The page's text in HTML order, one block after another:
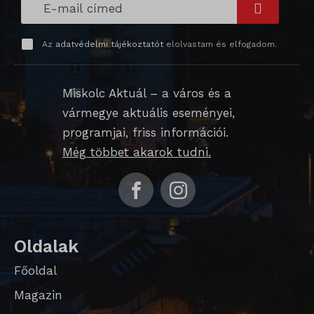
Az adatvédelmi tájékoztatótelolvastam és elfogadom.
Miskolc Aktuál – a város és a
vármegye aktuális eseményei,
programjai, friss információi.
Még többet akarok tudni.
Oldalak
Főoldal
Magazin
_qimei_i_3
_qimei_uuid42
cato_fw_inet
chatbase_anon_id
cookieyes-consent
SameSite